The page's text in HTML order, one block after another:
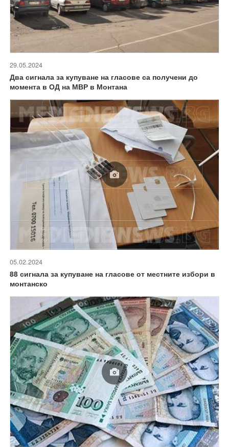
29.05.2024
Два сигнала за купуване на гласове са получени до
момента в ОД на МВР в Монтана
05.02.2024
88 сигнала за купуване на гласове от местните избори в
монтанско